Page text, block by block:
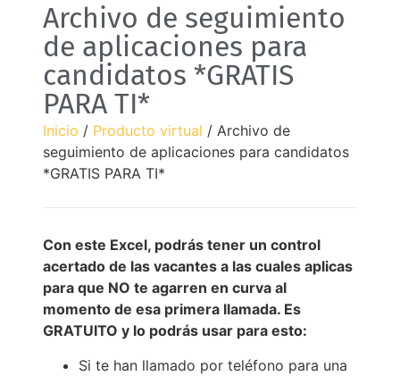
Archivo de seguimiento
de aplicaciones para
candidatos *GRATIS
PARA TI*
Inicio / Producto virtual / Archivo de
seguimiento de aplicaciones para candidatos
*GRATIS PARA TI*
Con este Excel, podrás tener un control
acertado de las vacantes a las cuales aplicas
para que NO te agarren en curva al
momento de esa primera llamada. Es
GRATUITO y lo podrás usar para esto:
Si te han llamado por teléfono para una